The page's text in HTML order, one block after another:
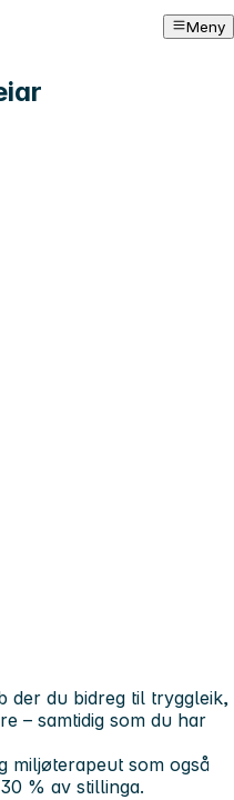
Meny
der du bidreg til tryggleik,
– samtidig som du har
miljøterapeut som også
% av stillinga.